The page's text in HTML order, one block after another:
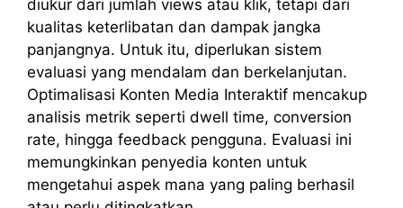
diukur dari jumlah views atau klik, tetapi dari
kualitas keterlibatan dan dampak jangka
panjangnya. Untuk itu, diperlukan sistem
evaluasi yang mendalam dan berkelanjutan.
Optimalisasi Konten Media Interaktif mencakup
analisis metrik seperti dwell time, conversion
rate, hingga feedback pengguna. Evaluasi ini
memungkinkan penyedia konten untuk
mengetahui aspek mana yang paling berhasil